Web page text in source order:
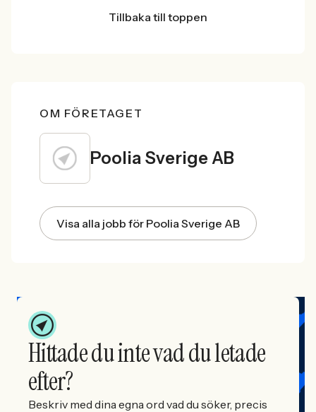
Tillbaka till toppen
OM FÖRETAGET
Poolia Sverige AB
Visa alla jobb för Poolia Sverige AB
Hittade du inte vad du letade
efter?
Beskriv med dina egna ord vad du söker, precis